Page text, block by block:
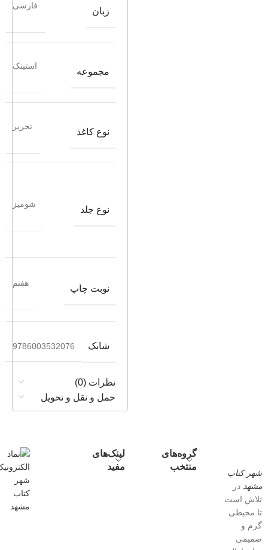
زبان
فارسی
مجموعه
استینک
نوع کاغذ
تحریر
نوع جلد
شومیز
نوبت چاپ
هفتم
شابک 9786003532076
نظرات (0)
حمل و نقل و تحویل
شهر کتاب
مشهد در
تلاش است
تا محیطی
گرم و
صمیمی
گروه‌های
منتخب
لینک‌های
مفید